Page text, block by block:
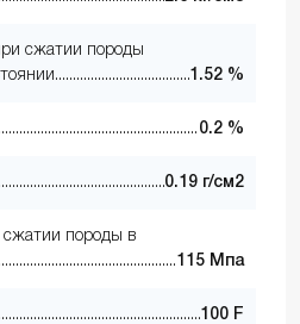
сжатии породы
1.52 %
0.2 %
0.19 г/см2
сжатии породы в
115 Мпа
100 F